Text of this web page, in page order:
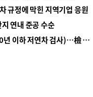
규정에 막힌 지역기업 응원
연내 준공 수순
■ 검사 신분 버리고 직급하향(10년 이하 저연차 검사)…檢 중수청행 기피